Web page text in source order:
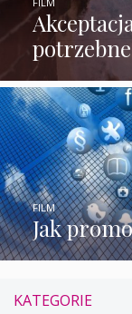
Jak
FILM
KATEGORIE